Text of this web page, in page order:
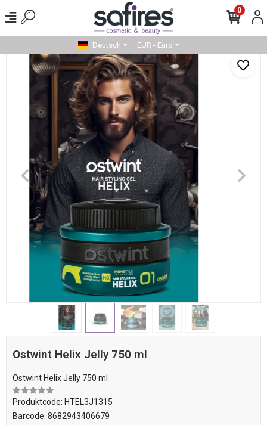
0
Deutsch EUR - Euro
Ostwint Helix Jelly 750 ml
Ostwint Helix Jelly 750 ml
Produktcode: HTEL3J1315
Barcode: 8682943406679